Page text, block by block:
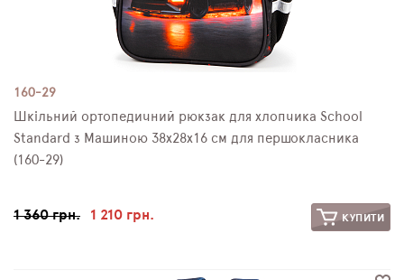
160-29
Шкільний ортопедичний рюкзак для хлопчика School
Standard з Машиною 38х28х16 см для першокласника
(160-29)
1 360 грн. 1 210 грн. КУПИТИ